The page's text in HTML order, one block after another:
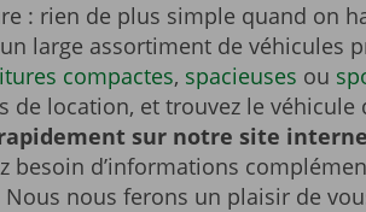
: rien de plus simple quand on
large assortiment de véhicules
compactes, spacieuses ou
de location, et trouvez le véhicule
sur notre site
besoin d’informations
Nous nous ferons un plaisir de